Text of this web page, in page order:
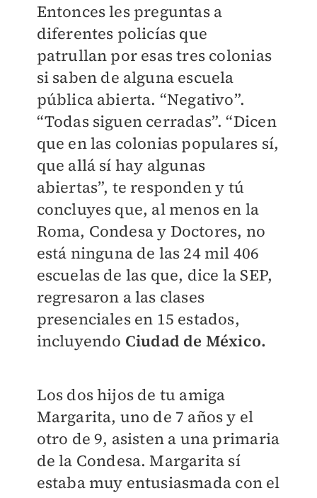
Entonces les preguntas a
diferentes policías que
patrullan por esas tres colonias
si saben de alguna escuela
pública abierta. “Negativo”.
“Todas siguen cerradas”. “Dicen
que en las colonias populares sí,
que allá sí hay algunas
abiertas”, te responden y tú
concluyes que, al menos en la
Roma, Condesa y Doctores, no
está ninguna de las 24 mil 406
escuelas de las que, dice la SEP,
regresaron a las clases
presenciales en 15 estados,
incluyendo Ciudad de México.
Los dos hijos de tu amiga
Margarita, uno de 7 años y el
otro de 9, asisten a una primaria
de la Condesa. Margarita sí
estaba muy entusiasmada con el